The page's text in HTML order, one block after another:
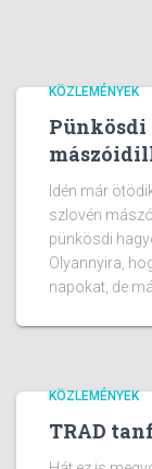
KÖZLEMÉNYEK
Pünkösdi
Idén már
szlovén
pünkösdi
Olyannyira,
napokat, de
KÖZLEMÉNYEK
TRAD